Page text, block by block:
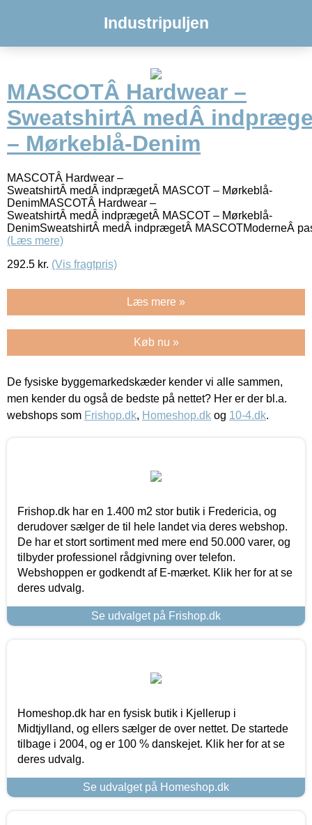
Industripuljen
MASCOTÂ Hardwear –
SweatshirtÂ medÂ
– Mørkeblå-Denim
MASCOTÂ Hardwear –
SweatshirtÂ medÂ indprægetÂ MASCOT – Mørkeblå-
DenimMASCOTÂ Hardwear –
SweatshirtÂ medÂ indprægetÂ MASCOT – Mørkeblå-
DenimSweatshirtÂ medÂ indprægetÂ MASCOTModerneÂ
(Læs mere)
292.5 kr. (Vis fragtpris)
Læs mere »
Køb nu »
De fysiske byggemarkedskæder kender vi alle sammen,
men kender du også de bedste på nettet? Her er der bl.a.
webshops som Frishop.dk, Homeshop.dk og 10-4.dk.
Frishop.dk har en 1.400 m2 stor butik i Fredericia, og
derudover sælger de til hele landet via deres webshop.
De har et stort sortiment med mere end 50.000 varer, og
tilbyder professionel rådgivning over telefon.
Webshoppen er godkendt af E-mærket. Klik her for at se
deres udvalg.
Se udvalget på Frishop.dk
Homeshop.dk har en fysisk butik i Kjellerup i
Midtjylland, og ellers sælger de over nettet. De startede
tilbage i 2004, og er 100 % danskejet. Klik her for at se
deres udvalg.
Se udvalget på Homeshop.dk